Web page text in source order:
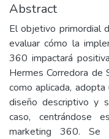
Abstract
El objetivo primordial
evaluar cómo la
360 impactará
Hermes Corredora de
como aplicada,
diseño descriptivo y
caso, centrándose
marketing 360. Se